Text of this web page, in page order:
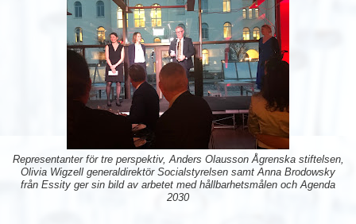
Representanter för tre perspektiv, Anders Olausson Ågrenska stiftelsen,
Olivia Wigzell generaldirektör Socialstyrelsen samt Anna Brodowsky
från Essity ger sin bild av arbetet med hållbarhetsmålen och Agenda
2030